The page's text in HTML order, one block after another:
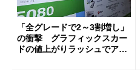
「全グレードで2～3割増し」
の衝撃 グラフィックスカー
ドの値上がりラッシュでアキ